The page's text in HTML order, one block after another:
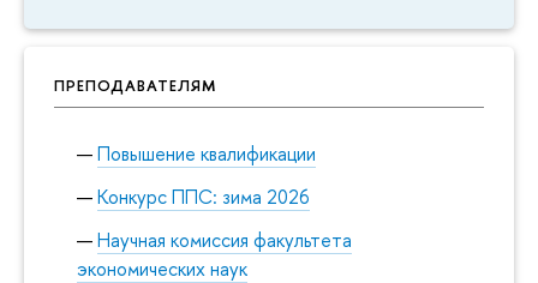
ПРЕПОДАВАТЕЛЯМ
Повышение квалификации
Конкурс ППС: зима 2026
Научная комиссия факультета
экономических наук